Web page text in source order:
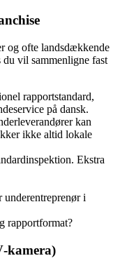
og ofte landsdækkende
vil sammenligne fast
rapportstandard,
på dansk.
kan
ikke altid lokale
Ekstra
underentreprenør i
rapportformat?